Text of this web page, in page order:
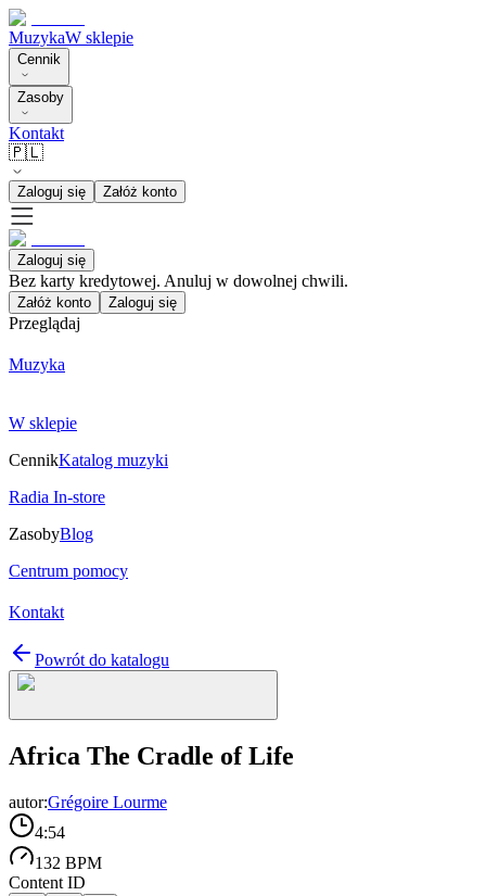
MuzykaW sklepie
Cennik
Zasoby
Kontakt
🇵🇱
Zaloguj się Załóż konto
Zaloguj się
Bez karty kredytowej. Anuluj w dowolnej chwili.
Załóż konto Zaloguj się
Przeglądaj
Muzyka
W sklepie
CennikKatalog muzyki
Radia In-store
ZasobyBlog
Centrum pomocy
Kontakt
Powrót do katalogu
Africa The Cradle of Life
autor:Grégoire Lourme
4:54
132 BPM
Content ID